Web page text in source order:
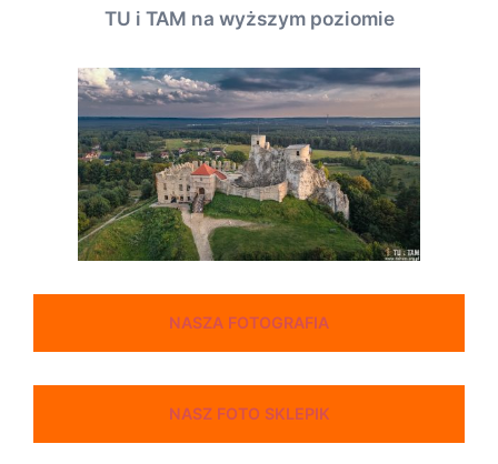
TU i TAM na wyższym poziomie
NASZA FOTOGRAFIA
NASZ FOTO SKLEPIK